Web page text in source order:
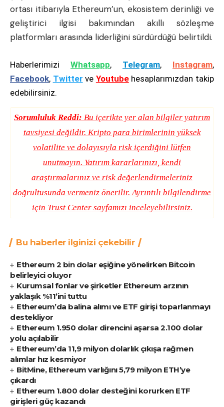
ortası itibarıyla Ethereum’un, ekosistem derinliği ve
geliştirici ilgisi bakımından akıllı sözleşme
platformları arasında liderliğini sürdürdüğü belirtildi.
Haberlerimizi Whatsapp, Telegram, Instagram,
Facebook, Twitter ve Youtubehesaplarımızdan takip
edebilirsiniz.
Sorumluluk Reddi: Bu içerikte yer alan bilgiler yatırım
tavsiyesi değildir. Kripto para birimlerinin yüksek
volatilite ve dolayısıyla risk içerdiğini lütfen
unutmayın. Yatırım kararlarınızı, kendi
araştırmalarınız ve risk değerlendirmeleriniz
doğrultusunda vermeniz önerilir. Ayrıntılı bilgilendirme
için Trust Centersayfamızı inceleyebilirsiniz.
Bu haberler ilginizi çekebilir
Ethereum 2 bin dolar eşiğine yönelirken Bitcoin
belirleyici oluyor
Kurumsal fonlar ve şirketler Ethereum arzının
yaklaşık %11’ini tuttu
Ethereum’da balina alımı ve ETF girişi toparlanmayı
destekliyor
Ethereum 1.950 dolar direncini aşarsa 2.100 dolar
yolu açılabilir
Ethereum’da 11,9 milyon dolarlık çıkışa rağmen
alımlar hız kesmiyor
BitMine, Ethereum varlığını 5,79 milyon ETH’ye
çıkardı
Ethereum 1.800 dolar desteğini korurken ETF
girişleri güç kazandı